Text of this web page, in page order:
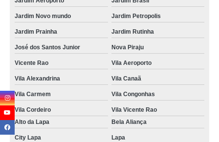
Jardim Novo mundo Jardim Petropolis
Jardim Prainha Jardim Rutinha
José dos Santos Junior Nova Piraju
Vicente Rao Vila Aeroporto
Vila Alexandrina Vila Canaã
Vila Carmem Vila Congonhas
Vila Cordeiro
Vila Vicente Rao
Alto da Lapa
Bela Aliança
City Lapa Lapa